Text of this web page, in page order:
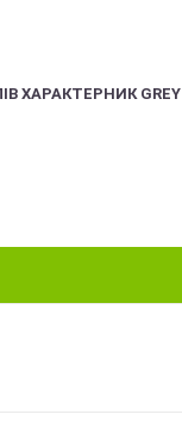
ХАРАКТЕРНИК GREY